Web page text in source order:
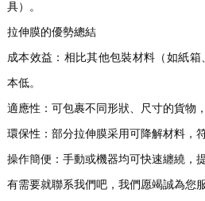
具）。
拉伸膜的優勢總結
成本效益：相比其他包裝材料（如紙
本低。
適應性：可包裹不同形狀、尺寸的貨物
環保性：部分拉伸膜采用可降解材料，
操作簡便：手動或機器均可快速纏繞，
有需要就聯系我們吧，我們愿竭誠為您